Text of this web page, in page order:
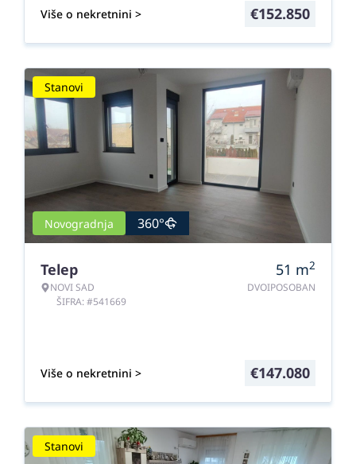
Više o nekretnini > €152.850
Stanovi
Novogradnja 360°
Telep
NOVI SAD
ŠIFRA: #541669
51 m2
DVOIPOSOBAN
Više o nekretnini > €147.080
Stanovi